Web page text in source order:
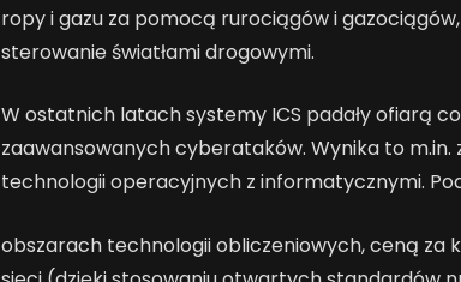
ropy i gazu za pomocą rurociągów i
sterowanie światłami drogowymi.
W ostatnich latach systemy ICS padały ofiarą
zaawansowanych cyberataków. Wynika to m.in.
technologii operacyjnych z informatycznymi.
obszarach technologii obliczeniowych, ceną za